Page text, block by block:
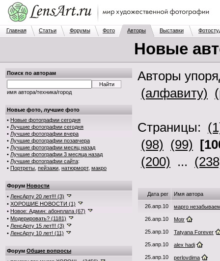
Главная Статьи Форумы Фото Авторы Выставки
Новые
Поиск по авторам
имя автора/техника/город
Новые фото, лучшие фото
• Новые фотографии сегодня
• Лучшие фотографии сегодня
• Лучшие фотографии вчера
• Лучшие фотографии позавчера
• Лучшие фотографии месяц назад
• Лучшие фотографии 3 месяца назад
• Лучшие фотографии сайта:
• Портреты пейзажи натюрморт, макро
Форум Новости
• ЛенсАрту 20 лет!!! (3)
• ХОРОШИЕ НОВОСТИ (1)
• Новое: Админ: абонплата (67)
• Модерировать? (1181)
• ЛенсАрту 15 лет!!! (3)
• ЛенсАрту 10 лет! (11)
Форум Общие вопросы
Авторы
(алфавиту)
Страницы:
(98) (99)
(200) ...
Дата рег Имя автора
26.апр.10 марго
26.апр.10 Motr
25.апр.10 Tatyana Forever
25.апр.10 alex hadj
25.апр.10 perlovdima